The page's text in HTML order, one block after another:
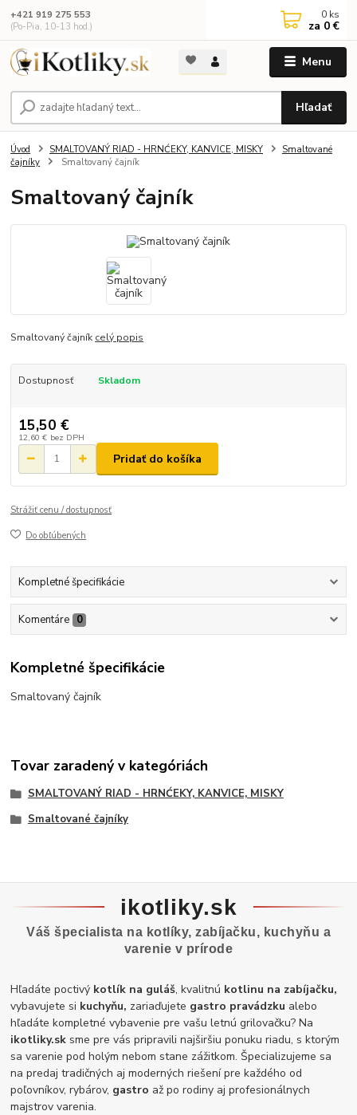
Menu
Hľadať
+421 919 275 553
(Po-Pia, 10-13 hod.)
0 ks
za 0 €
Úvod SMALTOVANÝ RIAD - HRNĆEKY, KANVICE, MISKY
Smaltované
čajníky
Smaltovaný čajník
Smaltovaný čajník
Smaltovaný čajník celý popis
Dostupnosť Skladom
15,50 €
12,60 € bez DPH
Pridať do košíka
Strážiť cenu / dostupnosť
Do obľúbených
Kompletné špecifikácie
Komentáre 0
Kompletné špecifikácie
Smaltovaný čajník
Tovar zaradený v kategóriách
SMALTOVANÝ RIAD - HRNĆEKY, KANVICE, MISKY
Smaltované čajníky
ikotliky.sk
Váš špecialista na kotlíky, zabíjačku, kuchyňu a
varenie v prírode
Hľadáte poctivý kotlík na guláš, kvalitnú kotlinu na zabíjačku,
vybavujete si kuchyňu, zariaďujete gastro pravádzku alebo
hľadáte kompletné vybavenie pre vašu letnú grilovačku? Na
ikotliky.sk sme pre vás pripravili najširšiu ponuku riadu, s ktorým
sa varenie pod holým nebom stane zážitkom. Špecializujeme sa
na predaj tradičných aj moderných riešení pre každého od
poľovníkov, rybárov, gastro až po rodiny aj profesionálnych
majstrov varenia.